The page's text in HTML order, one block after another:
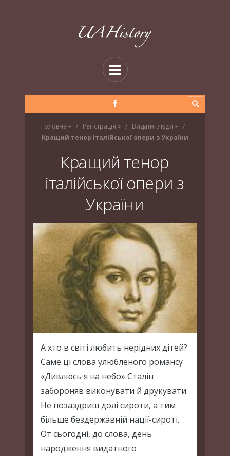
Головна » Регістрація » Видатні люди »
Кращий тенор італійської опери з України
Кращий тенор
італійської опери з
України
А хто в світі любить нерідних дітей?
Саме ці слова улюбленого романсу
«Дивлюсь я на небо» Сталін
забороняв виконувати й друкувати.
Не позаздриш долі сироти, а тим
більше бездержавній нації-сироті.
От сьогодні, до слова, день
народження видатного